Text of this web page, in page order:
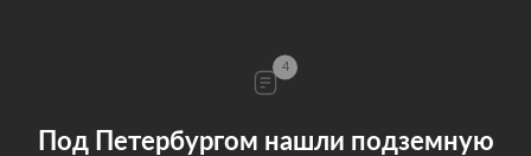
4
Под Петербургом нашли подземную